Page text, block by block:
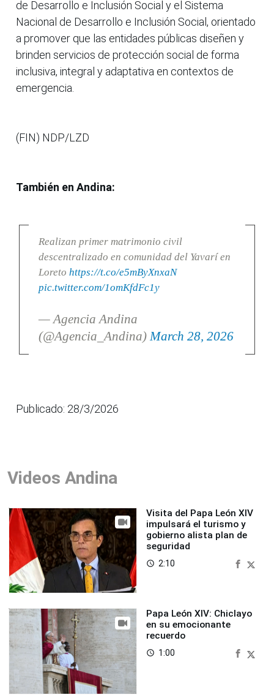
de Desarrollo e Inclusión Social y el Sistema
Nacional de Desarrollo e Inclusión Social, orientado
a promover que las entidades públicas diseñen y
brinden servicios de protección social de forma
inclusiva, integral y adaptativa en contextos de
emergencia.
(FIN) NDP/LZD
También en Andina:
Realizan primer matrimonio civil
descentralizado en comunidad del Yavarí en
Loreto https://t.co/e5mByXnxaN
pic.twitter.com/1omKfdFc1y
— Agencia Andina
(@Agencia_Andina)March 28, 2026
Publicado: 28/3/2026
Videos Andina
Visita del Papa León XIV
impulsará el turismo y
gobierno alista plan de
seguridad
access_time 2:10
Papa León XIV: Chiclayo
en su emocionante
recuerdo
access_time 1:00